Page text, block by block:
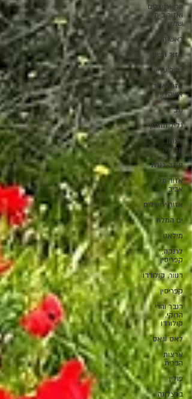
הרי ירושלים
ואזור בית
שמש
ראש העין
אזור השרון
גליל עליון
אזור אשדוד
אשקלון
נגב
גליל תחתון
לונדון,
אנגליה
סובב כנרת
אזור תל
אביב
אזור ירושלים
ים המלח
מילאנו
לרנקה,
קפריסין
דנוור, קולורדו
קפריסין
דנבר והרי
הרוקי,
קולורדו
לאס וגאס
ארצות
הברית
פולין
ברצלונה